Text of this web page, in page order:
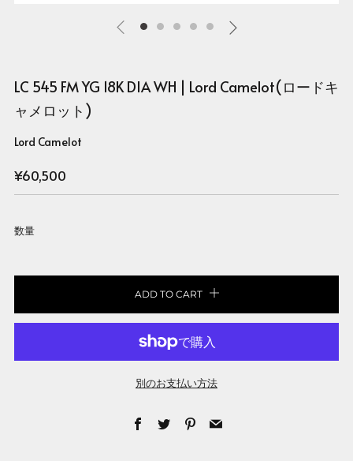
LC 545 FM YG 18K DIA WH | Lord Camelot(ロードキ
ャメロット)
Lord Camelot
Regular
price
¥60,500
数量
ADD TO CART
別のお支払い方法
Facebook
TwitterPinterest
Email